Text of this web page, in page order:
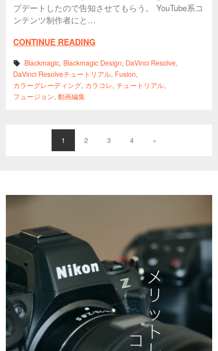
プデートしたので告知させてもらう。 YouTube系コ
ンテンツ制作者にと…
CONTINUE READING
Blackmagic, Blackmagic Design, DaVinci Resolve,
DaVinci Resolveチュートリアル, Fusion,
カラーグレーディング, カラコレ, チュートリアル,
フュージョン, 動画編集
1 2 3 4 »